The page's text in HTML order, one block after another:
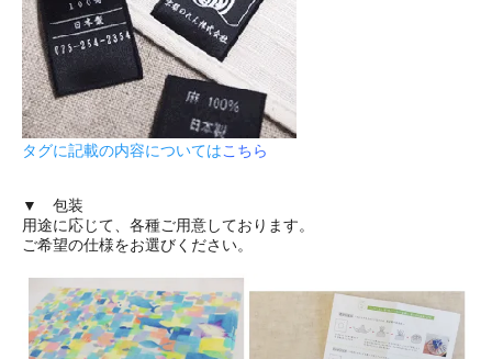
タグに記載の内容についてはこちら
▼ 包装
用途に応じて、各種ご用意しております。
ご希望の仕様をお選びください。